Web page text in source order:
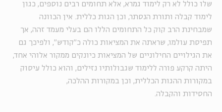
שלו כולל לא רק לימוד גמרא, אלא תחומים רבים נוספים, כגון
לימוד קבלה ותורת הנסתר, וכן הגות כללית. אין הכוונה
שמבחינת הרב קוק כל התחומים הללו הם בעלי מעמד זהה, אך
תפיסת עולמו, שראתה את המציאות כולה כ"קודש", ולפיכך גם
את הגילויים החילוניים של המציאות כיונקים ממקור אלוהי אחד,
היתה קרקע פורה ללימוד שגבולותיו נזילים, והוא כולל עיסוק
במקורות ההגות הכללית, וכן במקורות ההלכה,
החסידות והקבלה.